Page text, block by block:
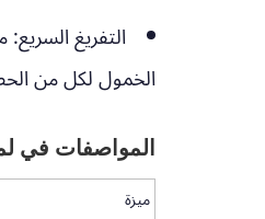
التفريغ السريع:
الخمول لكل من
المواصفات في
ميزة